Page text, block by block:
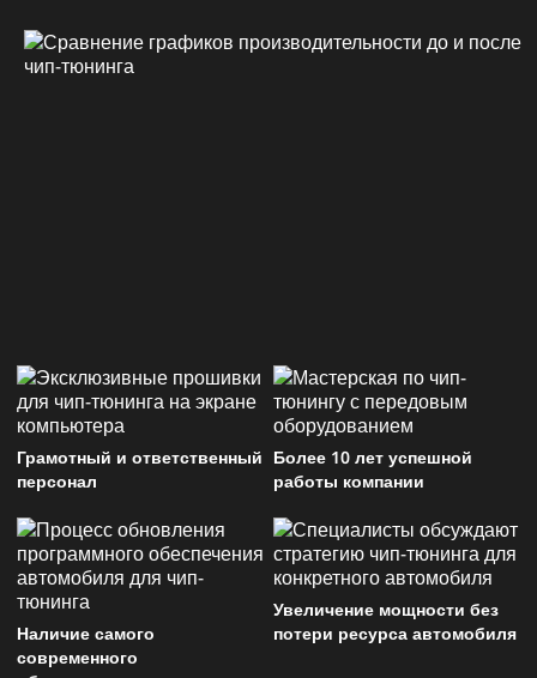
Грамотный и ответственный
персонал
Более 10 лет успешной
работы компании
Наличие самого
современного
Увеличение мощности без
потери ресурса автомобиля